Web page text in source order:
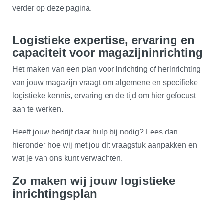
verder op deze pagina.
Logistieke expertise, ervaring en
capaciteit voor magazijninrichting
Het maken van een plan voor inrichting of herinrichting
van jouw magazijn vraagt om algemene en specifieke
logistieke kennis, ervaring en de tijd om hier gefocust
aan te werken.
Heeft jouw bedrijf daar hulp bij nodig? Lees dan
hieronder hoe wij met jou dit vraagstuk aanpakken en
wat je van ons kunt verwachten.
Zo maken wij jouw logistieke
inrichtingsplan